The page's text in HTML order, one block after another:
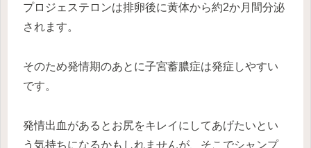
プロジェステロンは排卵後に黄体から約2か月間分泌
されます。
そのため発情期のあとに子宮蓄膿症は発症しやすい
です。
発情出血があるとお尻をキレイにしてあげたいとい
う気持ちになるかもしれませんが、そこでシャンプ